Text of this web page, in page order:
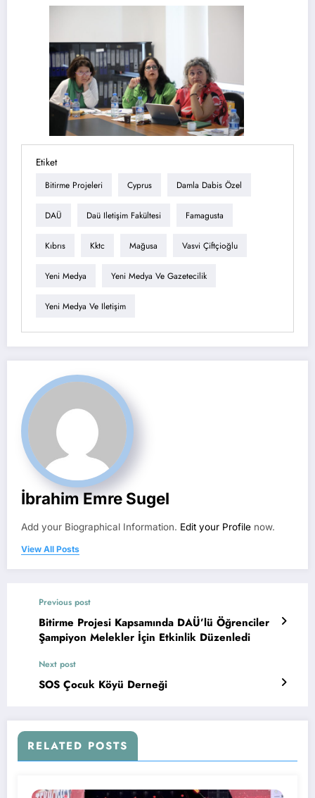
Etiket
Bitirme Projeleri Cyprus Damla Dabis Özel
DAÜ Daü Iletişim Fakültesi Famagusta
Kıbrıs Kktc Mağusa Vasvi Çiftçioğlu
Yeni Medya Yeni Medya Ve Gazetecilik
Yeni Medya Ve Iletişim
İbrahim Emre Sugel
Add your Biographical Information. Edit your Profile now.
View All Posts
Previous post
Bitirme Projesi Kapsamında DAÜ’lü Öğrenciler
Şampiyon Melekler İçin Etkinlik Düzenledi
Next post
SOS Çocuk Köyü Derneği
RELATED POSTS